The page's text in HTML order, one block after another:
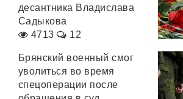
десантника Владислава
Садыкова
4713
12
Брянский военный смог
уволиться во время
спецоперации после